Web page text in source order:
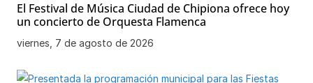
El Festival de Música Ciudad de Chipiona ofrece hoy
un concierto de Orquesta Flamenca
viernes, 7 de agosto de 2026